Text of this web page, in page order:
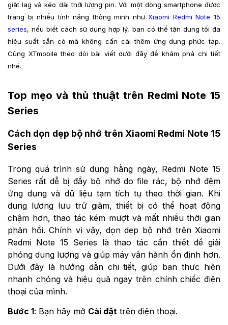
giật lag và kéo dài thời lượng pin. Với một dòng smartphone được
trang bị nhiều tính năng thông minh nhưXiaomi Redmi Note 15
series, nếu biết cách sử dụng hợp lý, bạn có thể tận dụng tối đa
hiệu suất sẵn có mà không cần cài thêm ứng dụng phức tạp.
Cùng XTmobile theo dõi bài viết dưới đây để khám phá chi tiết
nhé.
Top mẹo và thủ thuật trên Redmi Note 15
Series
Cách dọn dẹp bộ nhớ trên Xiaomi Redmi Note 15
Series
Trong quá trình sử dụng hằng ngày, Redmi Note 15
Series rất dễ bị đầy bộ nhớ do file rác, bộ nhớ đệm
ứng dụng và dữ liệu tạm tích tụ theo thời gian. Khi
dung lượng lưu trữ giảm, thiết bị có thể hoạt động
chậm hơn, thao tác kém mượt và mất nhiều thời gian
phản hồi. Chính vì vậy, dọn dẹp bộ nhớ trên Xiaomi
Redmi Note 15 Series là thao tác cần thiết để giải
phóng dung lượng và giúp máy vận hành ổn định hơn.
Dưới đây là hướng dẫn chi tiết, giúp bạn thực hiện
nhanh chóng và hiệu quả ngay trên chính chiếc điện
thoại của mình.
Bước 1: Bạn hãy mở Cài đặt trên điện thoại.